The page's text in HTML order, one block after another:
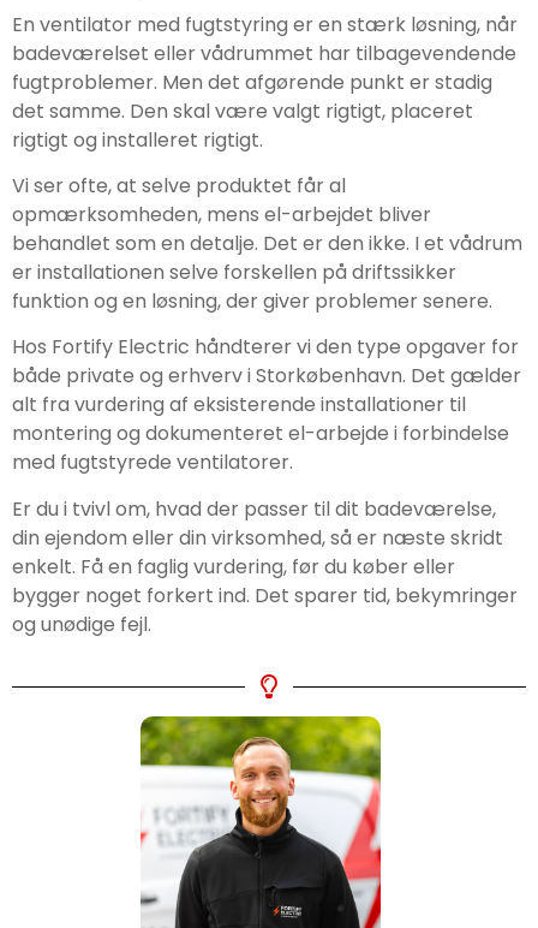
En ventilator med fugtstyring er en stærk løsning, når
badeværelset eller vådrummet har tilbagevendende
fugtproblemer. Men det afgørende punkt er stadig
det samme. Den skal være valgt rigtigt, placeret
rigtigt og installeret rigtigt.
Vi ser ofte, at selve produktet får al
opmærksomheden, mens el-arbejdet bliver
behandlet som en detalje. Det er den ikke. I et vådrum
er installationen selve forskellen på driftssikker
funktion og en løsning, der giver problemer senere.
Hos Fortify Electric håndterer vi den type opgaver for
både private og erhverv i Storkøbenhavn. Det gælder
alt fra vurdering af eksisterende installationer til
montering og dokumenteret el-arbejde i forbindelse
med fugtstyrede ventilatorer.
Er du i tvivl om, hvad der passer til dit badeværelse,
din ejendom eller din virksomhed, så er næste skridt
enkelt. Få en faglig vurdering, før du køber eller
bygger noget forkert ind. Det sparer tid, bekymringer
og unødige fejl.